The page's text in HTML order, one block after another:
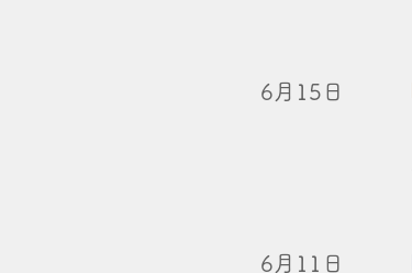
​6月15日
​6月11日